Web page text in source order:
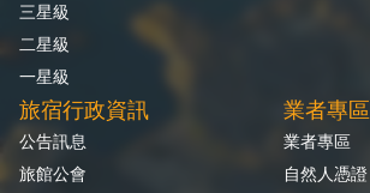
三星級
二星級
一星級
旅宿行政資訊
公告訊息
旅館公會
業者專區
業者專區
自然人憑證